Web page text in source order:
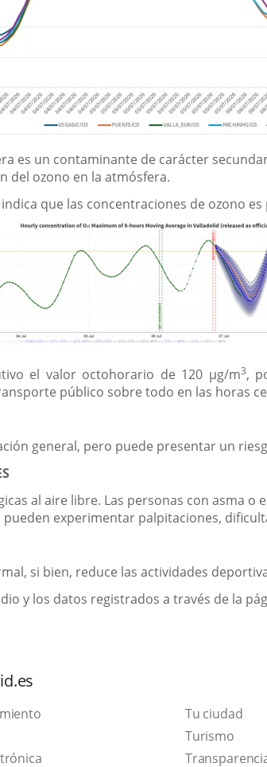
es un contaminante de carácter
del ozono en la atmósfera.
que las concentraciones de ozono
el valor octohorario de 120 µg/m3,
público sobre todo en las horas
general, pero puede presentar un
al aire libre. Las personas con asma
experimentar palpitaciones,
si bien, reduce las actividades
y los datos registrados a través de la
Tu ciudad
TurismoThis
link
Link